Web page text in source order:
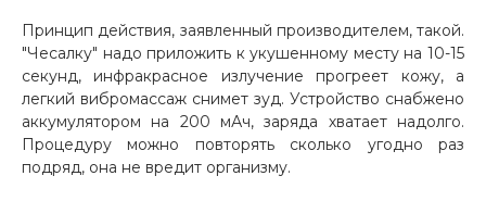
Оставшиеся75% будут
списыватьсяс вашей карты
по25 %каждые 2 недели
Принцип действия, заявленный производителем, такой.
"Чесалку" надо приложить к укушенному месту на 10-15
секунд, инфракрасное излучение прогреет кожу, а
легкий вибромассаж снимет зуд. Устройство снабжено
аккумулятором на 200 мАч, заряда хватает надолго.
Процедуру можно повторять сколько угодно раз
подряд, она не вредит организму.